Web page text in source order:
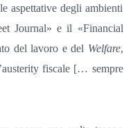
aspettative degli ambienti
Journal» e il «Financial
del lavoro e del Welfare,
fiscale [… sempre